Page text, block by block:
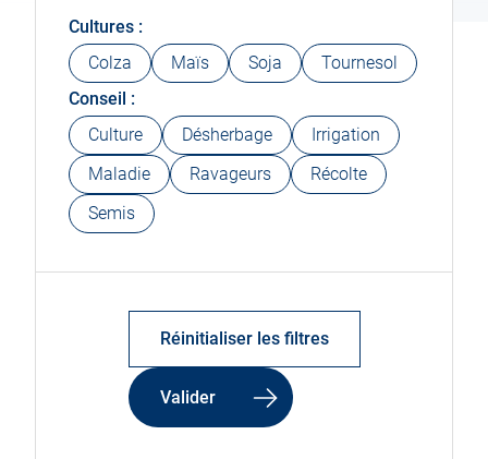
Cultures :
Colza
Maïs Soja
Tournesol
Conseil :
Culture
Désherbage
Irrigation
Maladie
Ravageurs
Récolte
Semis
Réinitialiser les filtres